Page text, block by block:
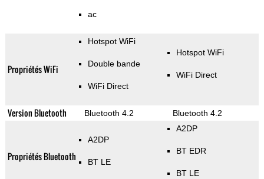
ac
Propriétés WiFi
Hotspot WiFi
Double bande
WiFi Direct
Hotspot WiFi
WiFi Direct
Version Bluetooth Bluetooth 4.2 Bluetooth 4.2
Propriétés Bluetooth
A2DP
BT LE
A2DP
BT EDR
BT LE